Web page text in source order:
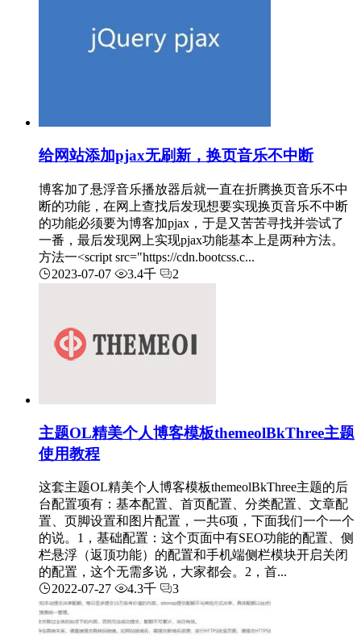
给网站添加pjax无刷新，换页音乐不中断
博客加了悬浮音乐播放器后就一直在折腾换页音乐不中
断的功能，在网上查找后发现想要实现换页音乐不中断
的功能必须要为博客加pjax，于是又苦苦寻找并尝试了
一番，最后发现网上实现pjax功能基本上是两种方法。
方法一<script src="https://cdn.bootcss.c...
2023-07-07
3.4千 2
主题OL精美个人博客模板themeolBkThree主题
使用教程
这套主题OL精美个人博客模板themeolBkThree主题的后
台配置项有：基本配置、首页配置、分类配置、文章配
置、页脚设置和图片配置，一共6项，下面我们一个一个
的说。1，基础配置：这个页面中有SEO功能的配置、侧
栏悬浮（返顶功能）的配置和手机端侧栏模块开启关闭
的配置，这个无需多说，大家都会。2，首...
2022-07-27
4.3千 3